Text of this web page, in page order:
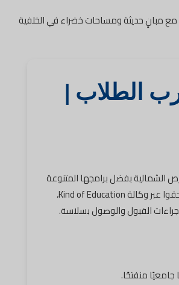
الطلاب |
الشمالية بفضل برامجها المتنوعة
وبنيتها التحتية الحديثة. في هذا المقال نعرض خلاصة تجارب طلاب التحقوا عبر وكالة Kind of Education،
القبول والوصول بسلاسة.
منفتحًا.